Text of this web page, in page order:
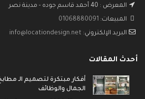
المعرض : 40 أحمد قاسم جوده - مدينة نصر
المبيعات: 01068880091
البريد الإلكتروني: info@locationdesign.net
أحدث المقالات
الجمال والوظائف